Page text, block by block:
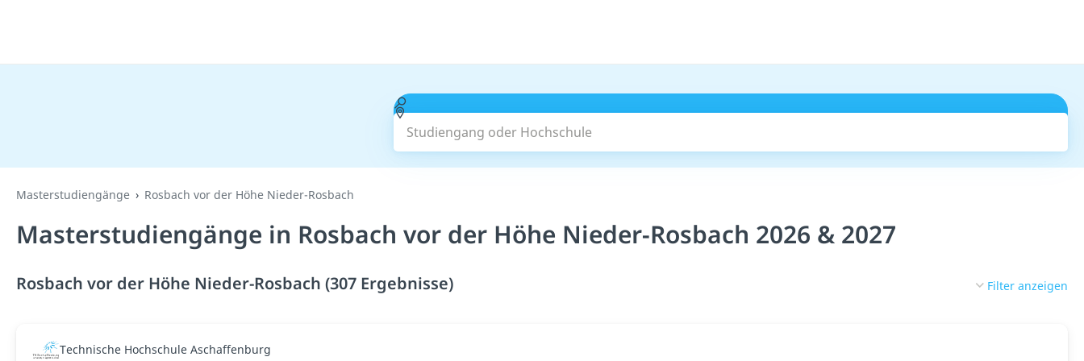
Studiengang oder Hochschule
Masterstudiengänge Rosbach vor der Höhe Nieder-Rosbach
Masterstudiengänge in Rosbach vor der Höhe Nieder-Rosbach 2026 & 2027
Rosbach vor der Höhe Nieder-Rosbach (307 Ergebnisse) Filter anzeigen
Technische Hochschule Aschaffenburg